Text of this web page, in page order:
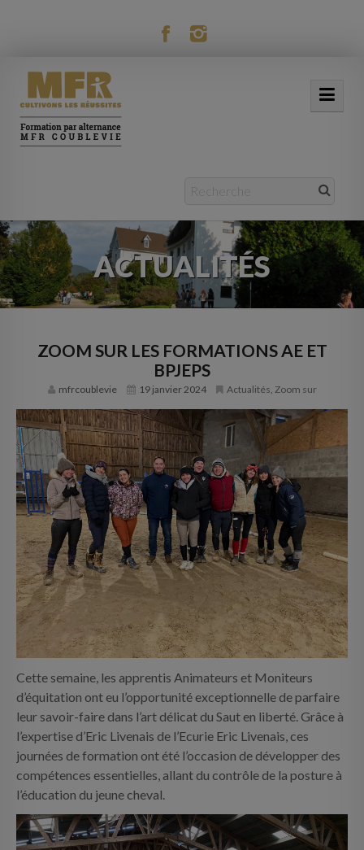
FORMATIONS
ACTUALITÉS
VIE RÉSIDENTIELLE
MOBILITÉ
CONTACT
ACTUALITÉS
ZOOM SUR LES FORMATIONS AE ET
BPJEPS
mfrcoublevie 19 janvier 2024 Actualités Zoom sur
Cette semaine, les apprentis Animateurs et Moniteurs
d’équitation ont eu l’opportunité exceptionnelle de parfaire
leur savoir-faire dans l’art délicat du Saut en liberté. Grâce à
l’expertise d’Eric Livenais de l’Ecurie Eric Livenais, ces
journées de formation ont été l’occasion de développer des
compétences essentielles, allant du contrôle de la posture à
l’éducation du jeune cheval.